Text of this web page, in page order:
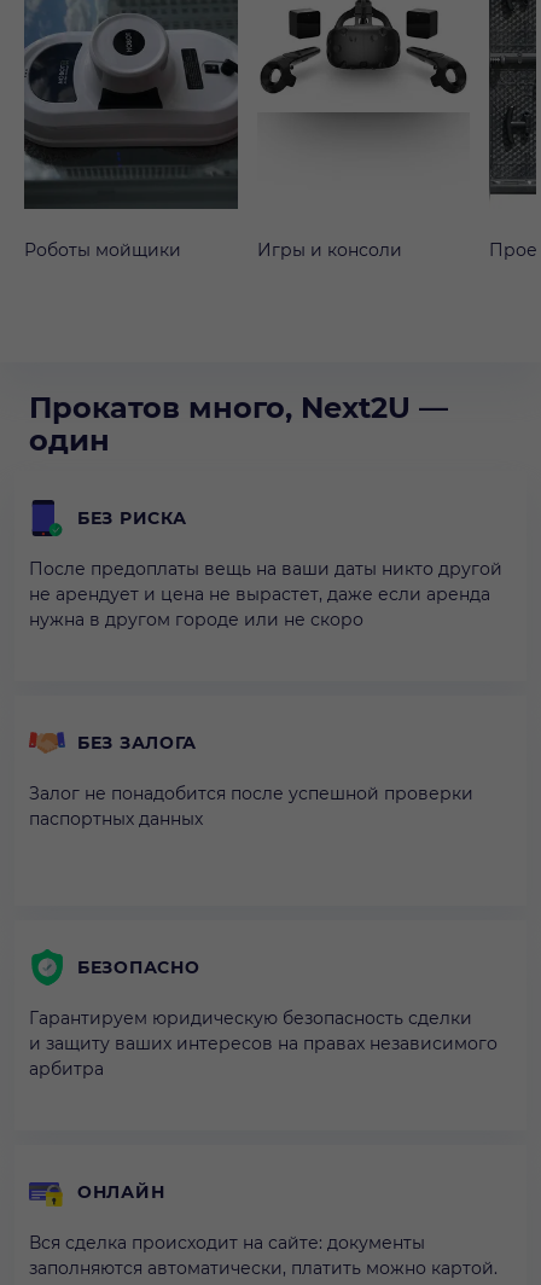
Роботы мойщики Игры и консоли
Прокатов много, Next2U —
один
БЕЗ РИСКА
После предоплаты вещь на ваши даты никто другой
не арендует и цена не вырастет, даже если аренда
нужна в другом городе или не скоро
БЕЗ ЗАЛОГА
Залог не понадобится после успешной проверки
паспортных данных
БЕЗОПАСНО
Гарантируем юридическую безопасность сделки
и защиту ваших интересов на правах независимого
арбитра
ОНЛАЙН
Вся сделка происходит на сайте: документы
заполняются автоматически, платить можно картой.